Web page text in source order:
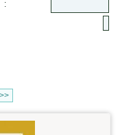
: